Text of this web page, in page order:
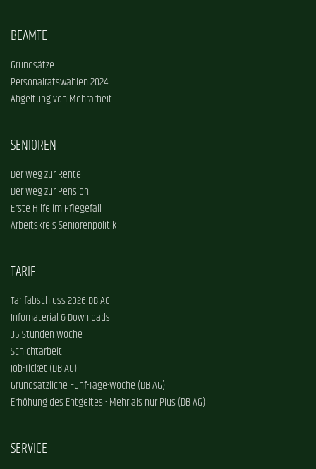
BEAMTE
Grundsätze
Personalratswahlen 2024
Abgeltung von Mehrarbeit
SENIOREN
Der Weg zur Rente
Der Weg zur Pension
Erste Hilfe im Pflegefall
Arbeitskreis Seniorenpolitik
TARIF
Tarifabschluss 2026 DB AG
Infomaterial & Downloads
35-Stunden-Woche
Schichtarbeit
Job-Ticket (DB AG)
Grundsätzliche Fünf-Tage-Woche (DB AG)
Erhöhung des Entgeltes - Mehr als nur Plus (DB AG)
SERVICE